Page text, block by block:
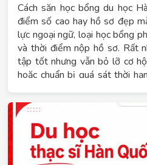
Cách săn học bổng du học
điểm số cao hay hồ sơ đẹp
lực ngoại ngữ, loại học bổng
và thời điểm nộp hồ sơ. Rất
tập tốt nhưng vẫn bỏ lỡ cơ
hoặc chuẩn bị quá sát thời
học bổng, điều kiện cần đáp
từng giai đoạn, cách hoàn
vấn và những lỗi thường
được cấp học bổng.